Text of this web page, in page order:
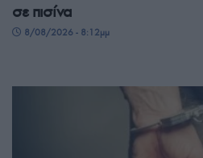
σε πισίνα
8/08/2026 - 8:12μμ